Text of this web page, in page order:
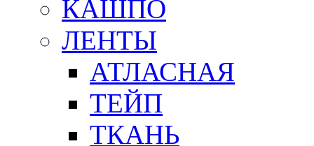
КАШПО
ЛЕНТЫ
АТЛАСНАЯ
ТЕЙП
ТКАНЬ